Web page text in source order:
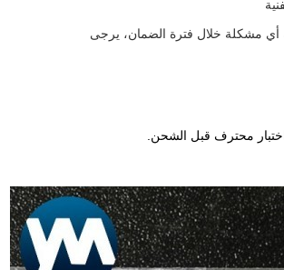
اختبار محترف قبل الشحن.